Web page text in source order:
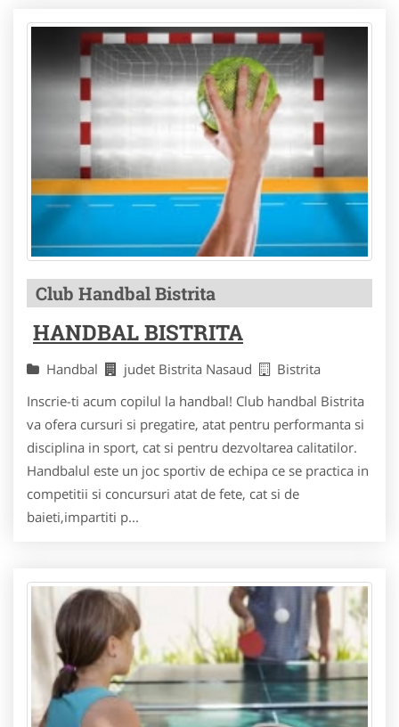
Club Handbal Bistrita
HANDBAL BISTRITA
Handbal judet Bistrita Nasaud
Bistrita
Inscrie-ti acum copilul la handbal! Club handbal Bistrita
va ofera cursuri si pregatire, atat pentru performanta si
disciplina in sport, cat si pentru dezvoltarea calitatilor.
Handbalul este un joc sportiv de echipa ce se practica in
competitii si concursuri atat de fete, cat si de
baieti,impartiti p...